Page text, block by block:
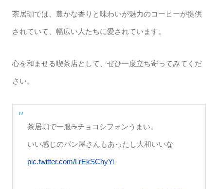
茶居珈では、豊かな香りと味わいが魅力のコーヒーが提供
されていて、幅広い人たちに愛されています。
心を和ませる喫茶店として、ぜひ一度立ち寄ってみてくだ
さい。
茶居珈で一服☕️チョコシフォンうまい。
いい感じのパン屋さんもあったし大和いいな
pic.twitter.com/LrEkSChyYi